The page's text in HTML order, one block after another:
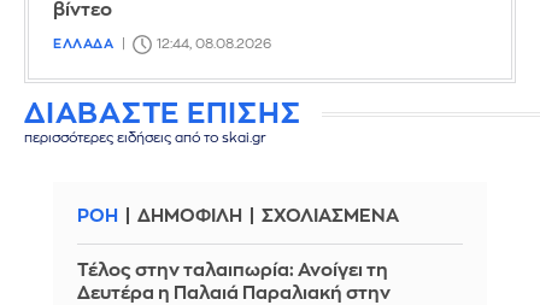
βίντεο
ΕΛΛΑΔΑ 12:44, 08.08.2026
ΔΙΑΒΑΣΤΕ ΕΠΙΣΗΣ
περισσότερες ειδήσεις από το skai.gr
ΡΟΗ ΔΗΜΟΦΙΛΗ ΣΧΟΛΙΑΣΜΕΝΑ
Τέλος στην ταλαιπωρία: Ανοίγει τη
Δευτέρα η Παλαιά Παραλιακή στην